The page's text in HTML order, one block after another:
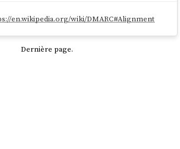
en.wikipedia.org/wiki/DMARC#Alignment
Dernière page.